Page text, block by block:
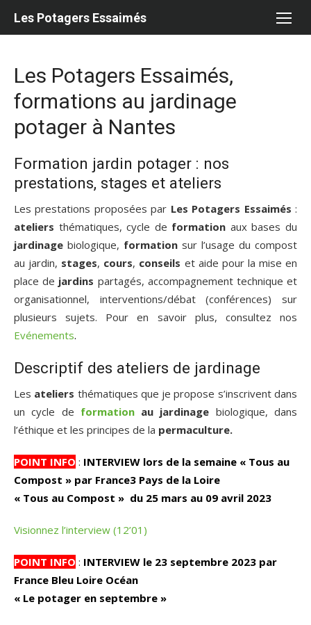
Les Potagers Essaimés
Les Potagers Essaimés,
formations au jardinage
potager à Nantes
Formation jardin potager : nos
prestations, stages et ateliers
Les prestations proposées par Les Potagers Essaimés :
ateliers thématiques, cycle de formation aux bases du
jardinage biologique, formation sur l’usage du compost
au jardin, stages, cours, conseils et aide pour la mise en
place de jardins partagés, accompagnement technique et
organisationnel, interventions/débat (conférences) sur
plusieurs sujets. Pour en savoir plus, consultez nos
Evénements.
Descriptif des ateliers de jardinage
Les ateliers thématiques que je propose s’inscrivent dans
un cycle de formation au jardinage biologique, dans
l’éthique et les principes de la permaculture.
POINT INFO : INTERVIEW lors de la semaine « Tous au
Compost » par France3 Pays de la Loire
« Tous au Compost » du 25 mars au 09 avril 2023
Visionnez l’interview (12’01)
POINT INFO : INTERVIEW le 23 septembre 2023 par
France Bleu Loire Océan
« Le potager en septembre »